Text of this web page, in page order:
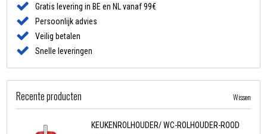
Gratis levering in BE en NL vanaf 99€
Persoonlijk advies
Veilig betalen
Snelle leveringen
Recente producten Wissen
KEUKENROLHOUDER/ WC-ROLHOUDER-ROOD